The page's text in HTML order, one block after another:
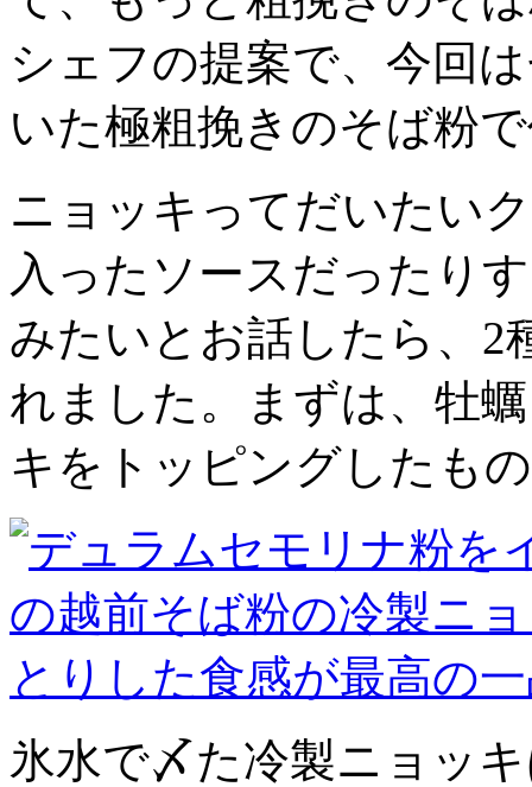
シェフの提案で、今回
いた極粗挽きのそば粉
ニョッキってだいたい
入ったソースだったり
みたいとお話したら、2
れました。まずは、牡
キをトッピングしたも
氷水で〆た冷製ニョッ